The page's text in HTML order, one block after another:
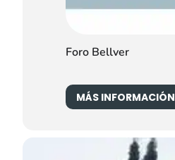
Foro Bellver
MÁS INFORMACIÓN